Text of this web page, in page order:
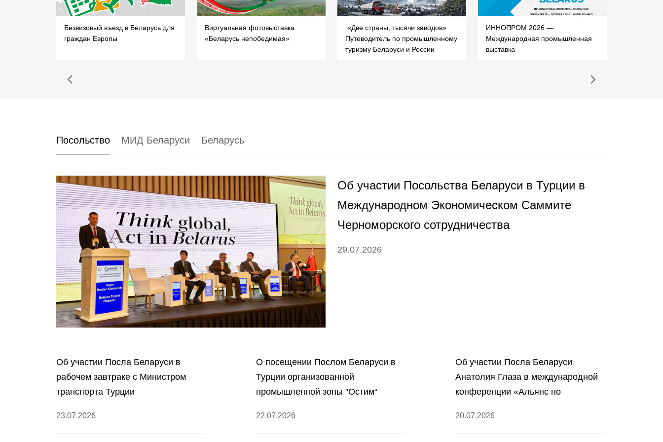
Безвизовый въезд в Беларусь для
граждан Европы
Виртуальная фотовыставка
«Беларусь непобедимая»
«Две страны, тысячи заводов»
Путеводитель по промышленному
туризму Беларуси и России
ИННОПРОМ 2026 —
Международная промышленная
выставка
Посольство МИД Беларуси Беларусь
Об участии Посольства Беларуси в Турции в
Международном Экономическом Саммите
Черноморского сотрудничества
29.07.2026
Об участии Посла Беларуси в
рабочем завтраке с Министром
транспорта Турции
23.07.2026
О посещении Послом Беларуси в
Турции организованной
промышленной зоны ”Остим“
22.07.2026
Об участии Посла Беларуси
Анатолия Глаза в международной
конференции «Альянс по
20.07.2026